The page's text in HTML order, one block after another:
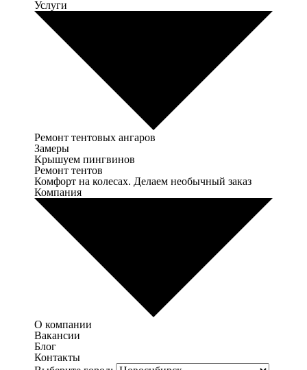
Услуги
Ремонт тентовых ангаров
Замеры
Крышуем пингвинов
Ремонт тентов
Комфорт на колесах. Делаем необычный заказ
Компания
О компании
Вакансии
Блог
Контакты